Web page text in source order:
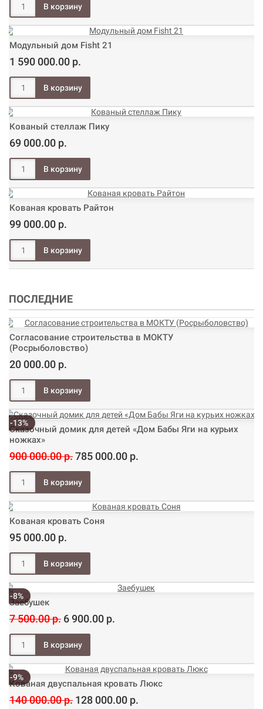
Модульный дом Fisht 21
1 590 000.00 р.
Кованый стеллаж Пику
69 000.00 р.
Кованая кровать Райтон
99 000.00 р.
ПОСЛЕДНИЕ
Согласование строительства в МОКТУ
(Росрыболовство)
20 000.00 р.
-13%
Сказочный домик для детей «Дом Бабы Яги на курьих
ножках»
900 000.00 р.785 000.00 р.
Кованая кровать Соня
95 000.00 р.
-8%
Заебушек
7 500.00 р. 6 900.00 р.
-9%
Кованая двуспальная кровать Люкс
140 000.00 р. 128 000.00 р.